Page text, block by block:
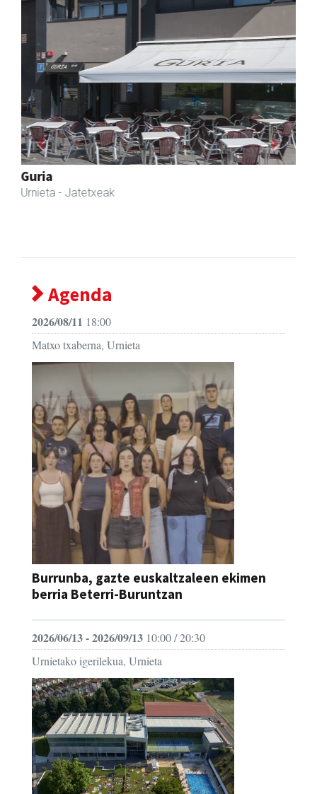
Magale Ikastetxea
Urnieta - Hezkuntza
Previous Next
Agenda
2026/08/11 18:00
Matxo txaberna, Urnieta
Burrunba, gazte euskaltzaleen ekimen
berria Beterri-Buruntzan
2026/06/13 - 2026/09/13 10:00 / 20:30
Urnietako igerilekua, Urnieta